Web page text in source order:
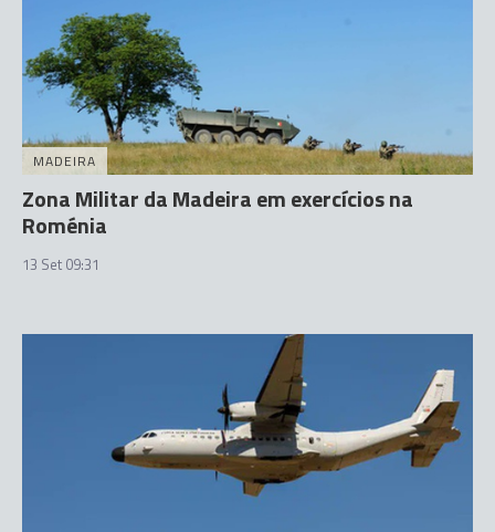
MADEIRA
Zona Militar da Madeira em exercícios na
Roménia
13 Set 09:31